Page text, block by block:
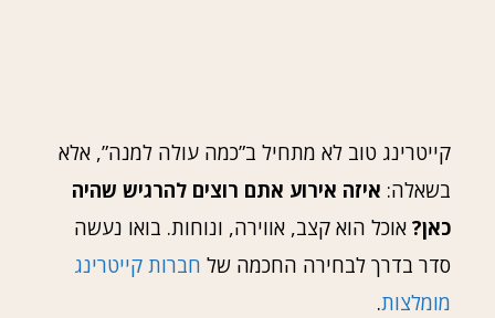
קייטרינג טוב לא מתחיל ב”כמה עולה למנה”, אלא
בשאלה: איזה אירוע אתם רוצים להרגיש שהיה
כאן? אוכל הוא קצב, אווירה, ונוחות. בואו נעשה
סדר בדרך לבחירה החכמה של חברות קייטרינג
מומלצות.